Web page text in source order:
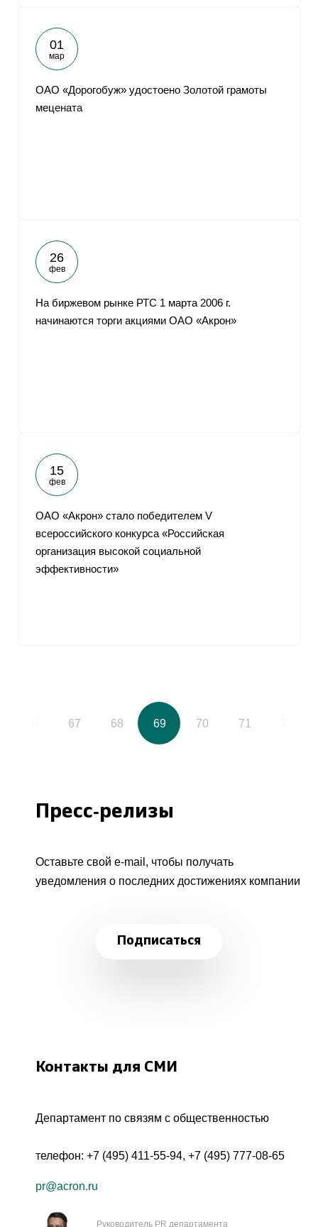
01
мар
ОАО «Дорогобуж» удостоено Золотой грамоты
мецената
26
фев
На биржевом рынке РТС 1 марта 2006 г.
начинаются торги акциями ОАО «Акрон»
15
фев
ОАО «Акрон» стало победителем V
всероссийского конкурса «Российская
организация высокой социальной
эффективности»
67 68 69 70 71
Пресс-релизы
Оставьте свой e-mail, чтобы получать
уведомления о последних достижениях компании
Подписаться
Контакты для СМИ
Департамент по связям с общественностью
телефон: +7 (495) 411-55-94, +7 (495) 777-08-65
pr@acron.ru
Руководитель PR департамента